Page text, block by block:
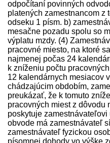
odpočítaní povinných
platených zamestnancom z
odseku 1 písm. b)
mesačne pozadu spolu so
výplatu mzdy. (4)
pracovné miesto, na ktoré
najmenej počas 24
k zníženiu počtu
12 kalendárnych mesiacov
chádzajúcim obdobím,
preukázať, že k tomuto
pracovných miest z dôvodu
poskytuje
obvode má zamest­návateľ
zamest­návateľ fyzickou
písomnej dohody vo výške